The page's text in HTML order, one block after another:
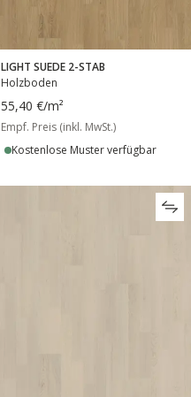
LIGHT SUEDE 2-STAB
Holzboden
55,40 €/m²
Empf. Preis (inkl. MwSt.)
Kostenlose Muster verfügbar